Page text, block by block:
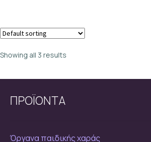
Showing all 3 results
ΠΡΟΪΟΝΤΑ
Όργανα παιδικής χαράς